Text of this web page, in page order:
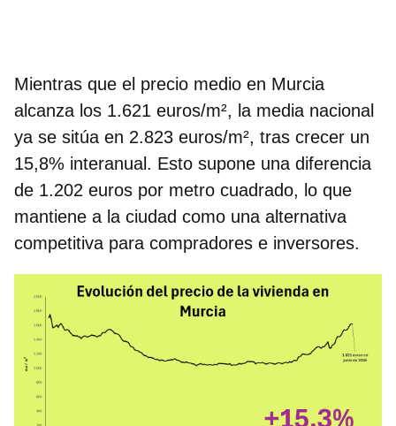
Mientras que el precio medio en Murcia
alcanza los 1.621 euros/m², la media nacional
ya se sitúa en 2.823 euros/m², tras crecer un
15,8% interanual. Esto supone una diferencia
de 1.202 euros por metro cuadrado, lo que
mantiene a la ciudad como una alternativa
competitiva para compradores e inversores.